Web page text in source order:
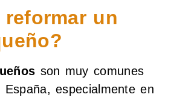
un
son muy comunes
especialmente en